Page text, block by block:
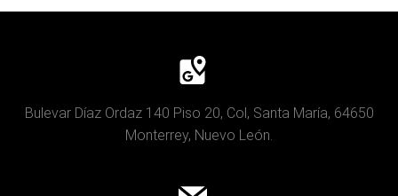
Bulevar Díaz Ordaz 140 Piso 20, Col, Santa María, 64650
Monterrey, Nuevo León.